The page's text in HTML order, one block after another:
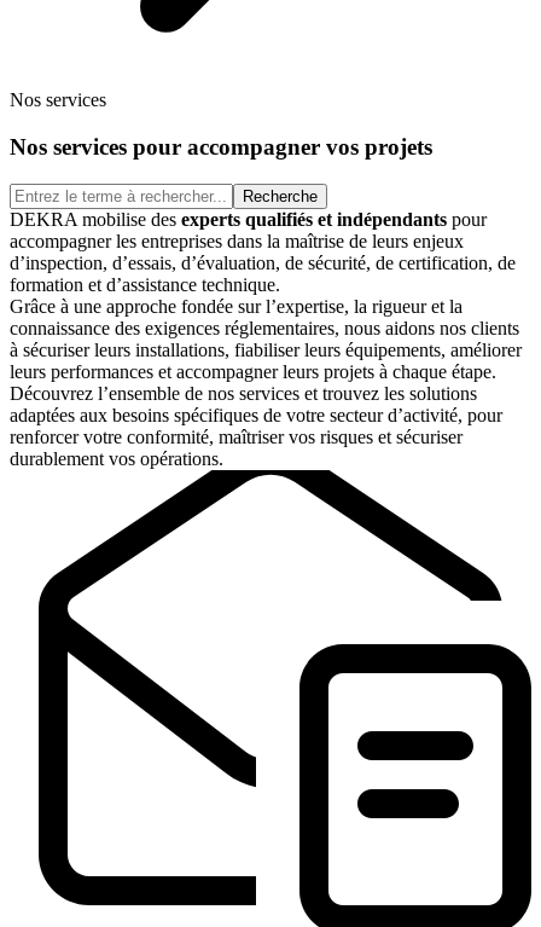
Nos services
Nos services pour accompagner vos projets
Recherche
DEKRA mobilise des experts qualifiés et indépendants pour
accompagner les entreprises dans la maîtrise de leurs enjeux
d’inspection, d’essais, d’évaluation, de sécurité, de certification, de
formation et d’assistance technique.
Grâce à une approche fondée sur l’expertise, la rigueur et la
connaissance des exigences réglementaires, nous aidons nos clients
à sécuriser leurs installations, fiabiliser leurs équipements, améliorer
leurs performances et accompagner leurs projets à chaque étape.
Découvrez l’ensemble de nos services et trouvez les solutions
adaptées aux besoins spécifiques de votre secteur d’activité, pour
renforcer votre conformité, maîtriser vos risques et sécuriser
durablement vos opérations.